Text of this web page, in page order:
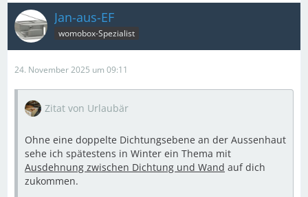
Jan-aus-EF
womobox-Spezialist
24. November 2025 um 09:11
Zitat von Urlaubär
Ohne eine doppelte Dichtungsebene an der Aussenhaut
sehe ich spätestens in Winter ein Thema mit
Ausdehnung zwischen Dichtung und Wand auf dich
zukommen.